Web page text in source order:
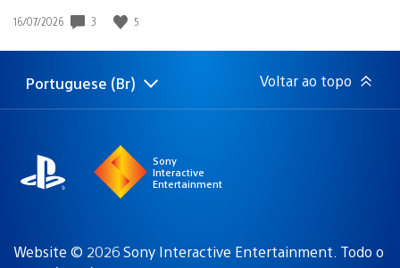
Data
publicação:
16/07/2026 3 5
Selecione
uma
Região
atual:
Portuguese (Br) Voltar ao topo
Sony
Interactive
Entertainment
Website © 2026 Sony Interactive Entertainment. Todo o